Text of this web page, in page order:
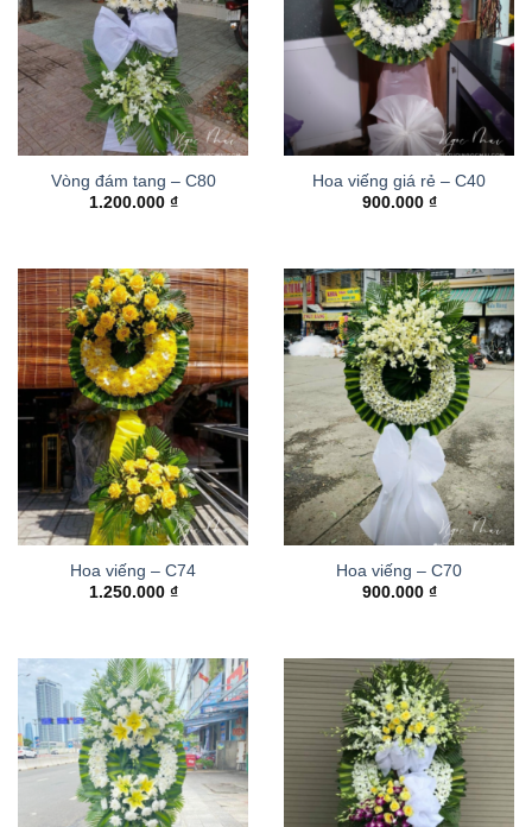
Vòng đám tang – C80
1.200.000 ₫
Hoa viếng giá rẻ – C40
900.000 ₫
Hoa viếng – C74
1.250.000 ₫
Hoa viếng – C70
900.000 ₫